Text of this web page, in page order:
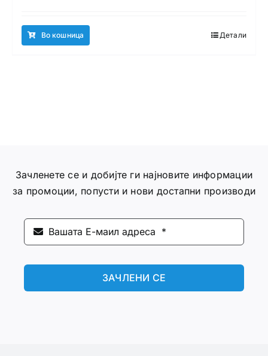
Во кошница Детали
Зачленете се и добијте ги најновите информации
за промоции, попусти и нови достапни производи
ЗАЧЛЕНИ СЕ